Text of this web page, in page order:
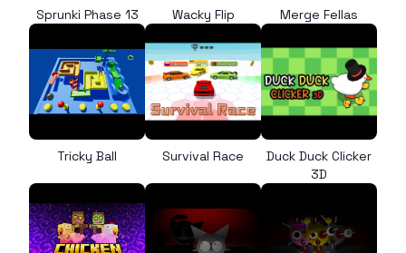
Sprunki Phase 13 Wacky Flip Merge Fellas
Tricky Ball Survival Race
Duck Duck Clicker
3D